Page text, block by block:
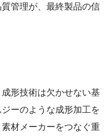
管理が、最終製品の信
形技術は欠かせない基
ーのような成形加工を
材メーカーをつなぐ重